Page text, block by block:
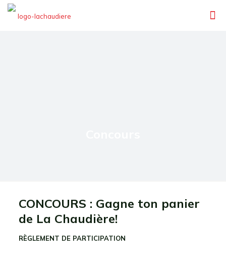
CONCOURS : Gagne ton panier
de La Chaudière!
RÈGLEMENT DE PARTICIPATION